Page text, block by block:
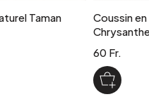
Taman
Coussin
60 Fr.